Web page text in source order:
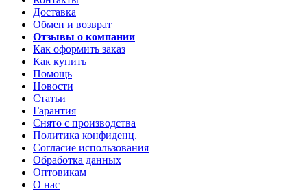
Доставка
Обмен и возврат
Отзывы о компании
Как оформить заказ
Как купить
Помощь
Новости
Статьи
Гарантия
Снято с производства
Политика конфиденц.
Согласие использования
Обработка данных
Оптовикам
О нас